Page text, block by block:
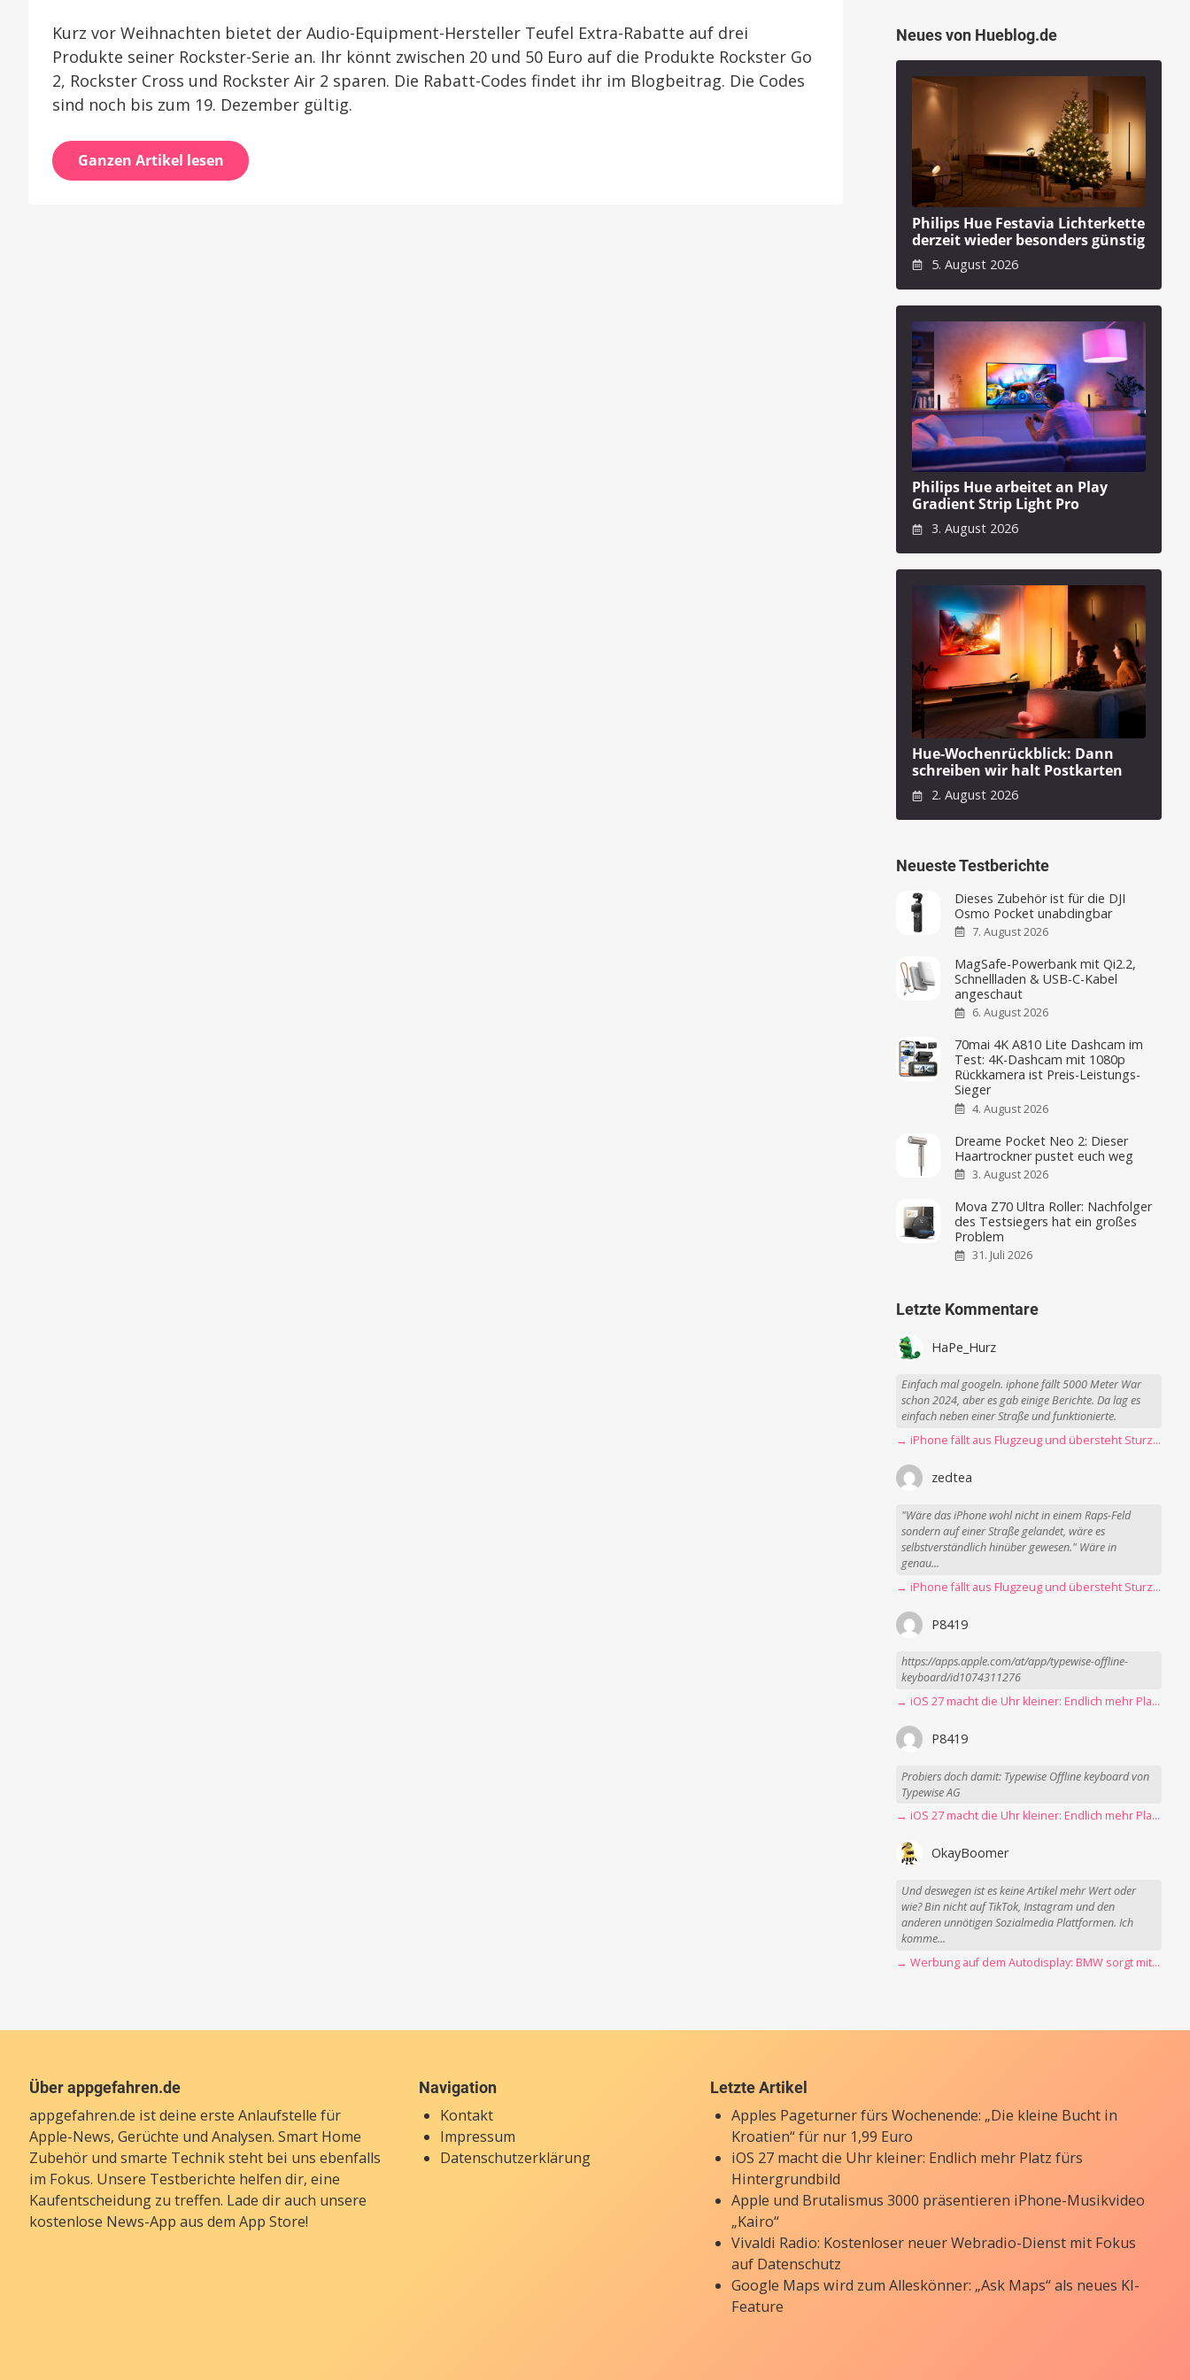
Kurz vor Weihnachten bietet der Audio-Equipment-Hersteller Teufel Extra-Rabatte auf drei
Produkte seiner Rockster-Serie an. Ihr könnt zwischen 20 und 50 Euro auf die Produkte Rockster Go
2, Rockster Cross und Rockster Air 2 sparen. Die Rabatt-Codes findet ihr im Blogbeitrag. Die Codes
sind noch bis zum 19. Dezember gültig.
Ganzen Artikel lesen
Neues von Hueblog.de
Philips Hue Festavia Lichterkette
derzeit wieder besonders günstig
5. August 2026
Philips Hue arbeitet an Play
Gradient Strip Light Pro
3. August 2026
Hue-Wochenrückblick: Dann
schreiben wir halt Postkarten
2. August 2026
Neueste Testberichte
Dieses Zubehör ist für die DJI
Osmo Pocket unabdingbar
7. August 2026
MagSafe-Powerbank mit Qi2.2,
Schnellladen & USB-C-Kabel
angeschaut
6. August 2026
70mai 4K A810 Lite Dashcam im
Test: 4K-Dashcam mit 1080p
Rückkamera ist Preis-Leistungs-
Sieger
4. August 2026
Dreame Pocket Neo 2: Dieser
Haartrockner pustet euch weg
3. August 2026
Mova Z70 Ultra Roller: Nachfolger
des Testsiegers hat ein großes
Problem
31. Juli 2026
Letzte Kommentare
HaPe_Hurz
Einfach mal googeln. iphone fällt 5000 Meter War
schon 2024, aber es gab einige Berichte. Da lag es
einfach neben einer Straße und funktionierte.
→ iPhone fällt aus Flugzeug und übersteht Sturz unbeschadet
zedtea
"Wäre das iPhone wohl nicht in einem Raps-Feld
sondern auf einer Straße gelandet, wäre es
selbstverständlich hinüber gewesen." Wäre in
genau...
→ iPhone fällt aus Flugzeug und übersteht Sturz unbeschadet
P8419
https://apps.apple.com/at/app/typewise-offline-
keyboard/id1074311276
→ iOS 27 macht die Uhr kleiner: Endlich mehr Platz fürs Hintergrundbild
P8419
Probiers doch damit: Typewise Offline keyboard von
Typewise AG
→ iOS 27 macht die Uhr kleiner: Endlich mehr Platz fürs Hintergrundbild
OkayBoomer
Und deswegen ist es keine Artikel mehr Wert oder
wie? Bin nicht auf TikTok, Instagram und den
anderen unnötigen Sozialmedia Plattformen. Ich
komme...
→ Werbung auf dem Autodisplay: BMW sorgt mit Spider-Man-Werbung für scharfe Kritik
Über appgefahren.de
appgefahren.de ist deine erste Anlaufstelle für
Apple-News, Gerüchte und Analysen. Smart Home
Zubehör und smarte Technik steht bei uns ebenfalls
im Fokus. Unsere Testberichte helfen dir, eine
Kaufentscheidung zu treffen. Lade dir auch unsere
kostenlose News-App aus dem App Store!
Navigation
Kontakt
Impressum
Datenschutzerklärung
Letzte Artikel
Apples Pageturner fürs Wochenende: „Die kleine Bucht in
Kroatien“ für nur 1,99 Euro
iOS 27 macht die Uhr kleiner: Endlich mehr Platz fürs
Hintergrundbild
Apple und Brutalismus 3000 präsentieren iPhone-Musikvideo
„Kairo“
Vivaldi Radio: Kostenloser neuer Webradio-Dienst mit Fokus
auf Datenschutz
Google Maps wird zum Alleskönner: „Ask Maps“ als neues KI-
Feature